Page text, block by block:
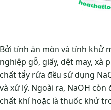
Bởi tính ăn mòn và tính khử
nghiệp gỗ, giấy, dệt may, xà
chất tẩy rửa đều sử dụng
và xử lý. Ngoài ra, NaOH
chất khí hoặc là thuốc khử